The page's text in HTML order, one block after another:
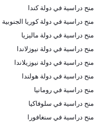
منح دراسية في دولة كندا
منح دراسية في دولة كوريا الجنوبية
منح دراسية في دولة ماليزيا
منح دراسية في دولة نيوزلاندا
منح دراسية في دولة نيوزيلاندا
منح دراسية في دولة هولندا
منح دراسية في رومانيا
منح دراسية في سلوفاكيا
منح دراسية في سنغافورا